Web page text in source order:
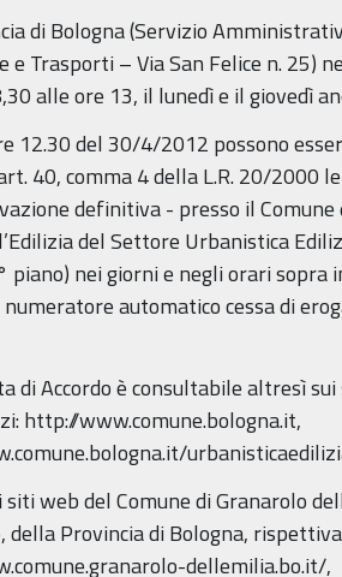
di Bologna (Servizio
e Trasporti – Via San Felice n. 25)
alle ore 13, il lunedì e il giovedì
12.30 del 30/4/2012 possono
40, comma 4 della L.R. 20/2000
definitiva - presso il
del Settore Urbanistica
piano) nei giorni e negli orari sopra
automatico cessa di
di Accordo è consultabile altresì
http://www.comune.bologna.it,
siti web del Comune di Granarolo
della Provincia di Bologna,
dellemilia.bo.it/,